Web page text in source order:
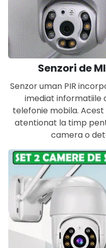
Senzori de
Senzor uman PIR
imediat informatiile
telefonie mobila.
atentionat la timp
camera o